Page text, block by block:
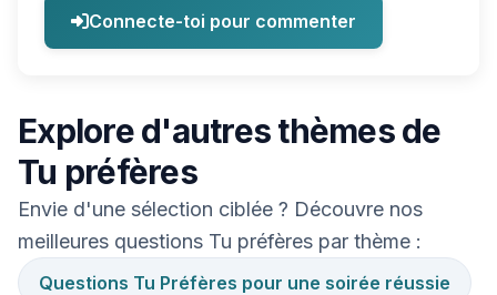
Connecte-toi pour commenter
Explore d'autres thèmes de
Tu préfères
Envie d'une sélection ciblée ? Découvre nos
meilleures questions Tu préfères par thème :
Questions Tu Préfères pour une soirée réussie